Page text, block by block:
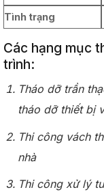
Tình trạng
Các hạng mục
trình:
Tháo dỡ trần
tháo dỡ thiết bị
Thi công vách
nhà
Thi công xử lý